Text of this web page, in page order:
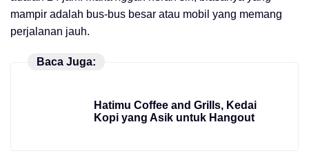
mampir adalah bus-bus besar atau mobil yang memang
perjalanan jauh.
Baca Juga:
Hatimu Coffee and Grills, Kedai
Kopi yang Asik untuk Hangout